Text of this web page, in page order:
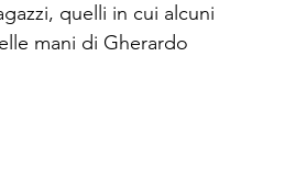
quelli in cui alcuni
mani di Gherardo